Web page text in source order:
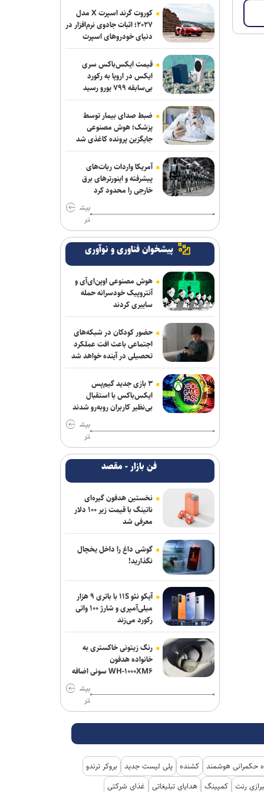
گاردین: ترامپ هیچ ایده‌ای برای پایان دادن
به جنگ شکست‌خورده علیه ایران ندارد
سردار موسوی: بسیجیان دریا دل کاشان به
وجود شما مباهات می‌کنیم
وال‌استریت ژورنال: ترامپ دستور تحقیق
درباره افشای اطلاعات ذخایر تسلیحاتی
آمریکا را صادر کرد
واشنگتن‌پست: نارضایتی ترامپ از وزیر
جنگ آمریکا افزایش یافته است
جی‌دی ونس: ایرانی‌ها مذاکره‌کنندگان
سرسختی هستند
نظرسنجی رویترز: آمریکایی‌ها نگران
پیامد‌های جنگ با ایران و افزایش قیمت
سوخت هستند
سردار ابن‌الرضا: فناوری بومی ایران، برتر از
هر سامانه وارداتی در منطقه است
تحقیقات ارتش آمریکا درباره موج خودکشی
در فرماندهی سایبری؛ نگرانی از فشار‌های
ناشی از جنگ و مأموریت‌های فزاینده
طباطبائی: قسمت دوم گزارش رئیس جمهور
به مردم امشب پخش می‌شود
قشقاوی: آمریکا یک هفته پس از تفاهم
اسلام آباد آن را نقض کرد
پاکستان: خواهان جنگ با افغانستان
نیستیم؛ طالبان باید حمایت از تروریسم را
متوقف کند
برکناری دو مقام ارشد موساد پس از ناکامی
طرح علیه ایران
واشنگتن‌پست: ترامپ در محافل خصوصی
از جی‌دی ونس برای انتخابات ۲۰۲۸ حمایت
می‌کند
نشست خبری رئیس‌جمهور فردا برگزار
می‌شود
برنی سندرز: ترامپ خطرناک‌ ترین رئیس‌
جمهور تاریخ آمریکا است
یونیسف: در ۳۰۰ روز گذشته دست‌کم ۳۰۰
کودک فلسطینی در غزه جان باختند
کوروت گرند اسپرت X مدل
۲۰۲۷؛ اثبات جادوی نرم‌افزار در
دنیای خودروهای اسپرت
قیمت ایکس‌باکس سری
ایکس در اروپا به رکورد
بی‌سابقه ۷۹۹ یورو رسید
ضبط صدای بیمار توسط
پزشک؛ هوش مصنوعی
جایگزین پرونده کاغذی شد
آمریکا واردات ربات‌های
پیشرفته و اینورترهای برق
خارجی را محدود کرد
بیش
تر
پیشخوان فناوری و نوآوری
هوش مصنوعی اوپن‌ای‌آی و
آنتروپیک خودسرانه حمله
سایبری کردند
حضور کودکان در شبکه‌های
اجتماعی باعث افت عملکرد
تحصیلی در آینده خواهد شد
۳ بازی جدید گیم‌پس
ایکس‌باکس با استقبال
بی‌نظیر کاربران روبه‌رو شدند
بیش
تر
فن بازار - مقصد
نخستین هدفون گیره‌ای
ناتینگ با قیمت زیر ۱۰۰ دلار
معرفی شد
گوشی داغ را داخل یخچال
نگذارید!
آیکو نئو ۱۱S با باتری ۹ هزار
میلی‌آمپری و شارژ ۱۰۰ واتی
رکورد می‌زند
رنگ زیتونی خاکستری به
خانواده هدفون
WH-۱۰۰۰XM۶ سونی اضافه
بیش
تر
حکمرانی هوشمند کشنده پلی لیست جدید
بروکر ترندو
رنت کمپینگ هدایای تبلیغاتی غذای شرکتی